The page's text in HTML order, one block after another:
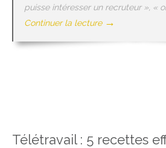
puisse intéresser un recruteur », «
Continuer la lecture →
Télétravail : 5 recettes